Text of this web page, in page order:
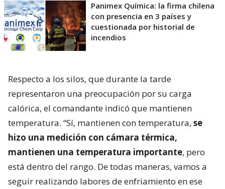
Panimex Química: la firma chilena
con presencia en 3 países y
cuestionada por historial de
incendios
Respecto a los silos, que durante la tarde
representaron una preocupación por su carga
calórica, el comandante indicó que mantienen
temperatura. “Sí, mantienen con temperatura, se
hizo una medición con cámara térmica,
mantienen una temperatura importante, pero
está dentro del rango. De todas maneras, vamos a
seguir realizando labores de enfriamiento en ese